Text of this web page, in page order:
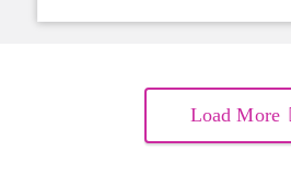
Load More